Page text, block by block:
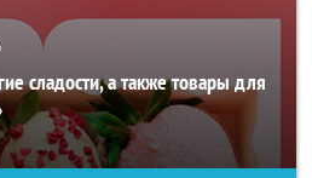
сладости, а также товары для